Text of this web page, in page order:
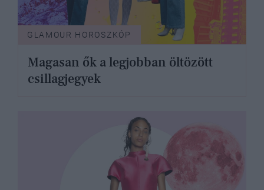
GLAMOUR HOROSZKÓP
Magasan ők a legjobban öltözött
csillagjegyek